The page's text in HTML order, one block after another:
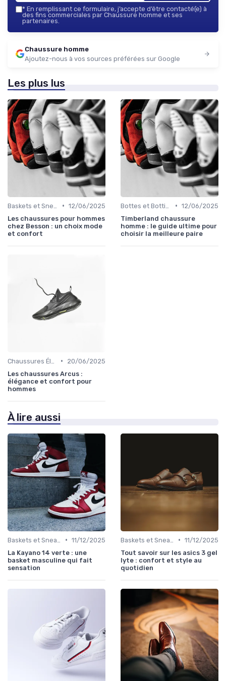
* En remplissant ce formulaire, j’accepte d’être contacté(e) à
des fins commerciales par Chaussure homme et ses
partenaires.
Chaussure homme
Ajoutez-nous à vos sources préférées sur Google
Les plus lus
• 12/06/2025
Les chaussures pour hommes
chez Besson : un choix mode
et confort
• 12/06/2025
Timberland chaussure
homme : le guide ultime pour
choisir la meilleure paire
•
20/06/2025
Les chaussures Arcus :
élégance et confort pour
hommes
À lire aussi
• 11/12/2025
La Kayano 14 verte : une
basket masculine qui fait
sensation
• 11/12/2025
Tout savoir sur les asics 3 gel
lyte : confort et style au
quotidien